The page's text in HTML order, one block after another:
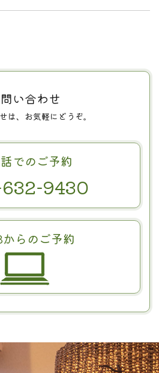
い合わせ
は、お気軽にどうぞ。
でのご予約
9430
らのご予約